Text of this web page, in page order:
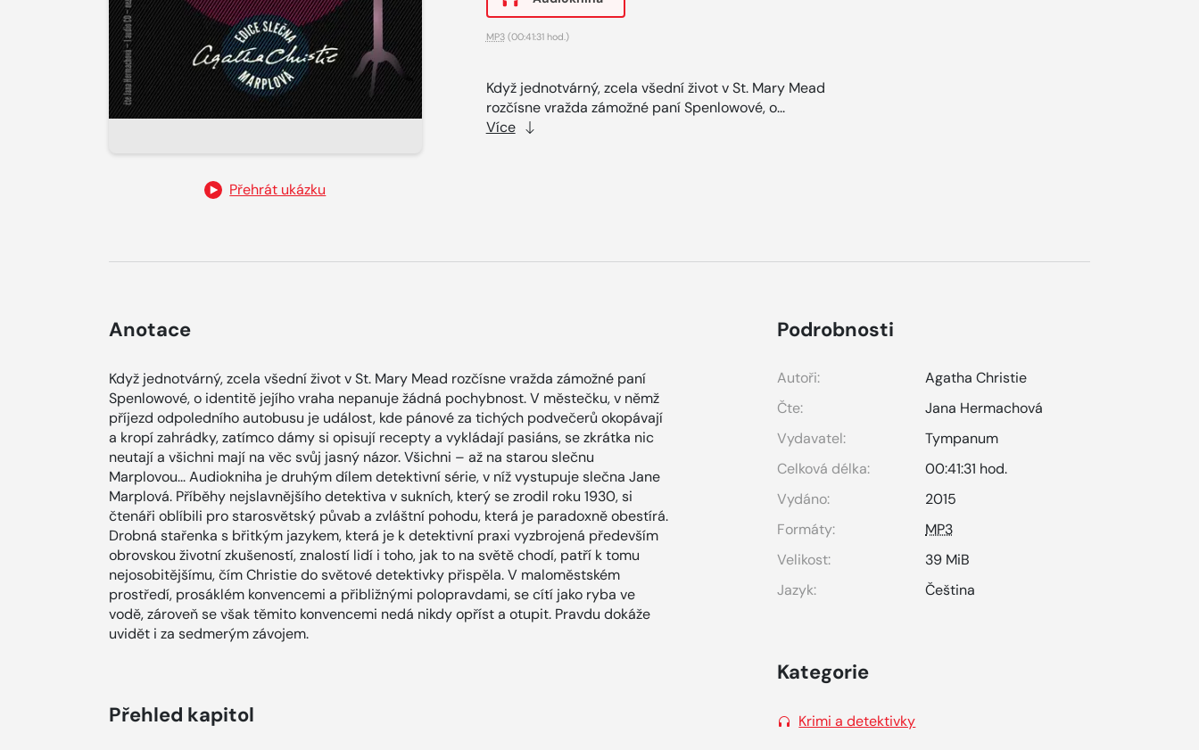
Přehrát ukázku
MP3(00:41:31 hod.)
Když jednotvárný, zcela všední život v St. Mary Mead
rozčísne vražda zámožné paní Spenlowové, o...
Více
Anotace
Když jednotvárný, zcela všední život v St. Mary Mead rozčísne vražda zámožné paní
Spenlowové, o identitě jejího vraha nepanuje žádná pochybnost. V městečku, v němž
příjezd odpoledního autobusu je událost, kde pánové za tichých podvečerů okopávají
a kropí zahrádky, zatímco dámy si opisují recepty a vykládají pasiáns, se zkrátka nic
neutají a všichni mají na věc svůj jasný názor. Všichni – až na starou slečnu
Marplovou... Audiokniha je druhým dílem detektivní série, v níž vystupuje slečna Jane
Marplová. Příběhy nejslavnějšího detektiva v sukních, který se zrodil roku 1930, si
čtenáři oblíbili pro starosvětský půvab a zvláštní pohodu, která je paradoxně obestírá.
Drobná stařenka s břitkým jazykem, která je k detektivní praxi vyzbrojená především
obrovskou životní zkušeností, znalostí lidí i toho, jak to na světě chodí, patří k tomu
nejosobitějšímu, čím Christie do světové detektivky přispěla. V maloměstském
prostředí, prosáklém konvencemi a přibližnými polopravdami, se cítí jako ryba ve
vodě, zároveň se však těmito konvencemi nedá nikdy opříst a otupit. Pravdu dokáže
uvidět i za sedmerým závojem.
Přehled kapitol
Podrobnosti
Autoři:
Agatha Christie
Čte:
Jana Hermachová
Vydavatel:
Tympanum
Celková délka:
00:41:31 hod.
Vydáno:
2015
Formáty:
MP3
Velikost:
39 MiB
Jazyk:
Čeština
Kategorie
Krimi a detektivky